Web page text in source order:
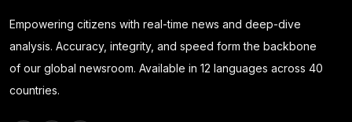
Empowering citizens with real-time news and deep-dive
analysis. Accuracy, integrity, and speed form the backbone
of our global newsroom. Available in 12 languages across 40
countries.